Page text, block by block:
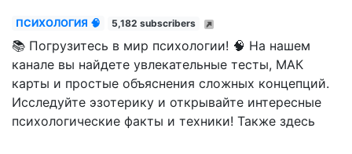
ПСИХОЛОГИЯ 🧠 5,182 subscribers
📚 Погрузитесь в мир психологии! 🧠 На нашем
канале вы найдете увлекательные тесты, МАК
карты и простые объяснения сложных концепций.
Исследуйте эзотерику и открывайте интересные
психологические факты и техники! Также здесь